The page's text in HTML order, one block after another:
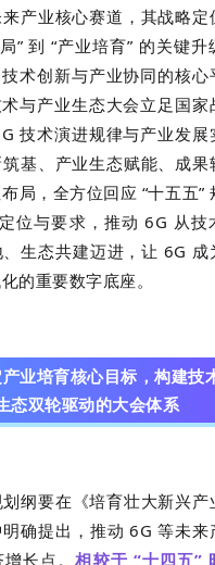
产业核心赛道，其战略定
” 到 “产业培育” 的关键升
术创新与产业协同的核心
与产业生态大会立足国家
技术演进规律与产业发展
基、产业生态赋能、成果
局，全方位回应 “十五五”
位与要求，推动 6G 从技
生态共建迈进，让 6G 成
的重要数字底座。
业培育核心目标，构建技
态双轮驱动的大会体系
划纲要在《培育壮大新兴产
确提出，推动 6G 等未来
增长点。相较于 “十四五”